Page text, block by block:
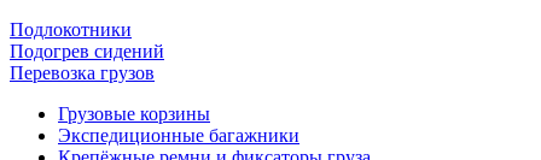
Подлокотники
Подогрев сидений
Перевозка грузов
Грузовые корзины
Экспедиционные багажники